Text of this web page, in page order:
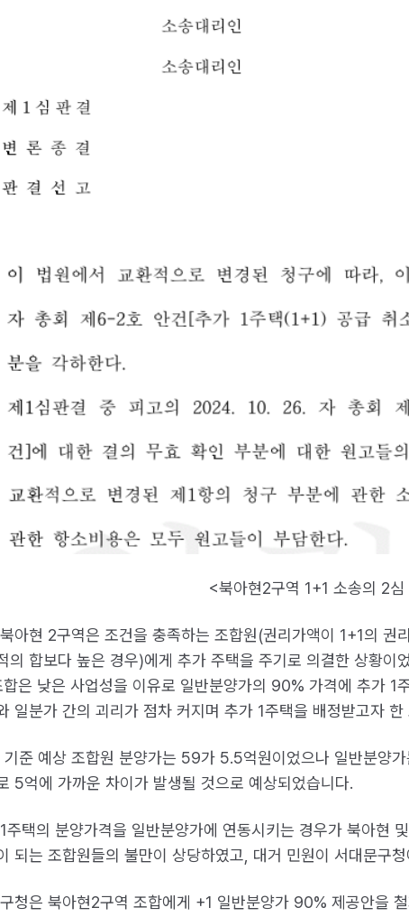
<북아현2구역 1+1 소송의 2심
아현 2구역은 조건을 충족하는 조합원(권리가액이 1+1의 권
의 합보다 높은 경우)에게 추가 주택을 주기로 의결한 상황이
합은 낮은 사업성을 이유로 일반분양가의 90% 가격에 추가 1
일분가 간의 괴리가 점차 커지며 추가 1주택을 배정받고자
준 예상 조합원 분양가는 59가 5.5억원이었으나 일반분양
5억에 가까운 차이가 발생될 것으로 예상되었습니다.
주택의 분양가격을 일반분양가에 연동시키는 경우가 북아현
되는 조합원들의 불만이 상당하였고, 대거 민원이 서대문구
청은 북아현2구역 조합에게 +1 일반분양가 90% 제공안을